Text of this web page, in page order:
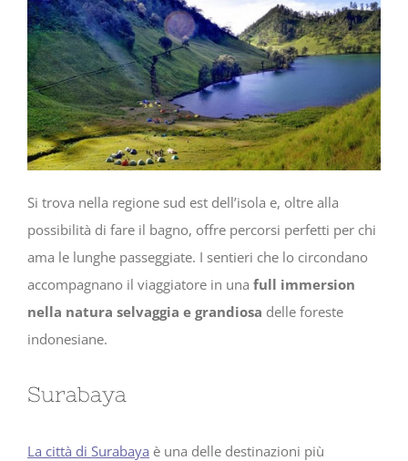
Si trova nella regione sud est dell’isola e, oltre alla
possibilità di fare il bagno, offre percorsi perfetti per chi
ama le lunghe passeggiate. I sentieri che lo circondano
accompagnano il viaggiatore in una full immersion
nella natura selvaggia e grandiosa delle foreste
indonesiane.
Surabaya
La città di Surabaya è una delle destinazioni più